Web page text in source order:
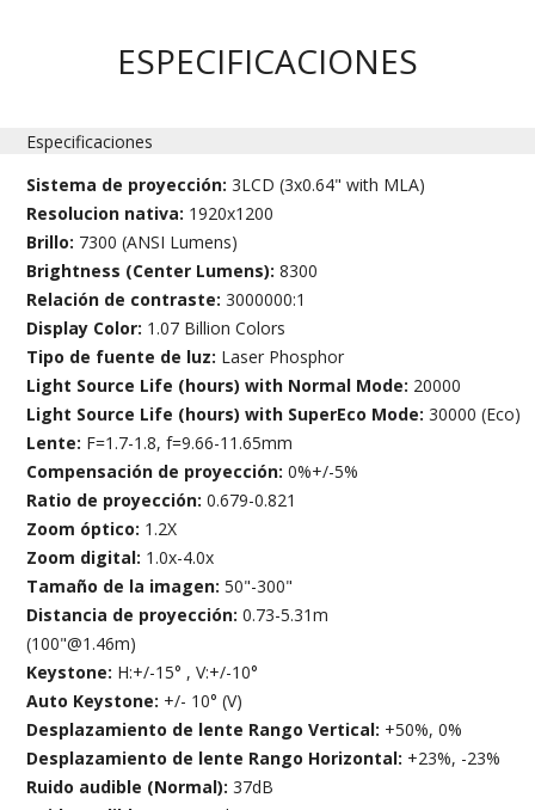
ESPECIFICACIONES
Especificaciones
Sistema de proyección:3LCD (3x0.64" with MLA)
Resolucion nativa: 1920x1200
Brillo: 7300 (ANSI Lumens)
Brightness (Center Lumens):8300
Relación de contraste:3000000:1
Display Color: 1.07 Billion Colors
Tipo de fuente de luz: Laser Phosphor
Light Source Life (hours) with Normal Mode: 20000
Light Source Life (hours) with SuperEco Mode:30000 (Eco)
Lente: F=1.7-1.8, f=9.66-11.65mm
Compensación de proyección:0%+/-5%
Ratio de proyección:0.679-0.821
Zoom óptico: 1.2X
Zoom digital: 1.0x-4.0x
Tamaño de la imagen:50"-300"
Distancia de proyección:0.73-5.31m
(100"@1.46m)
Keystone: H:+/-15° , V:+/-10°
Auto Keystone: +/- 10° (V)
Desplazamiento de lente Rango Vertical: +50%, 0%
Desplazamiento de lente Rango Horizontal: +23%, -23%
Ruido audible (Normal):37dB